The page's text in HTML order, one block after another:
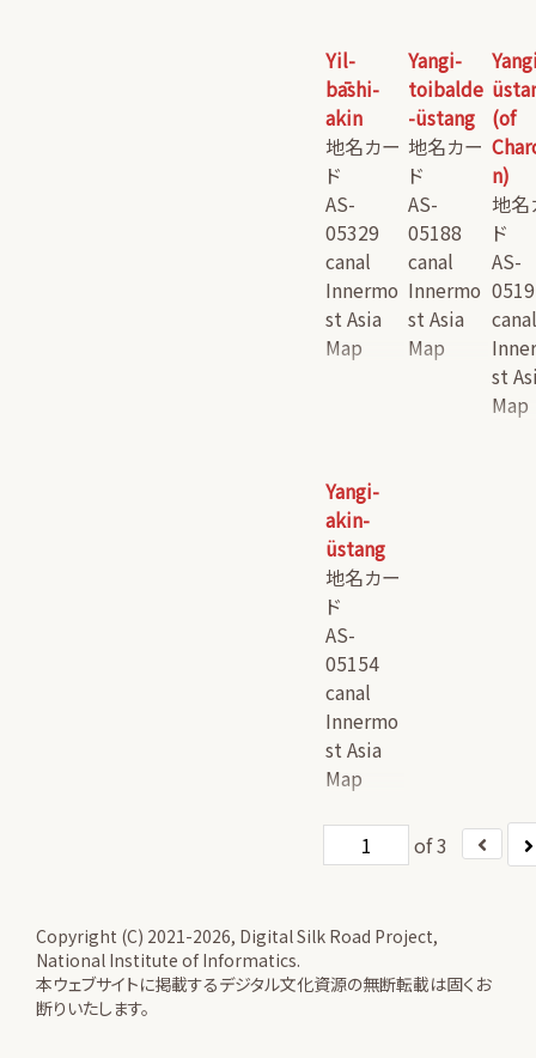
Yil-
bāshi-
akin
地名カー
ド
AS-
05329
canal
Innermo
st Asia
Map
Yangi-
toibalde
-üstang
地名カー
ド
AS-
05188
canal
Innermo
st Asia
Map
(of
n)
地名
ド
AS-
st
Map
Yangi-
akin-
üstang
地名カー
ド
AS-
05154
canal
Innermo
st Asia
Map
of 3
Copyright (C) 2021-2026, Digital Silk Road Project,
National Institute of Informatics.
本ウェブサイトに掲載するデジタル文化資源の無断転載は固くお
断りいたします。